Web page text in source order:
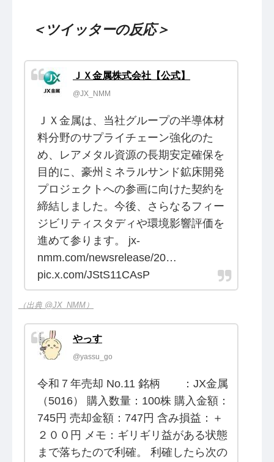
＜ツイッターの反応＞
ＪＸ金属株式会社【公式】
@JX_NMM
ＪＸ金属は、当社グループの半導体材
料分野のサプライチェーン強化のた
め、レアメタル資源の長期安定確保を
目的に、豪州ミネラルサンド鉱床開発
プロジェクトへの参画に向けた契約を
締結しました。今後、さらなるフィー
ジビリティスタディや環境影響評価を
進めて参ります。 jx-
nmm.com/newsrelease/20…
pic.x.com/JStS11CAsP
（出典 @JX_NMM）
やっす
@yassu_go
令和７年売却 No.11 銘柄 ：JX金属
（5016） 購入数量：100株 購入金額：
745円 売却金額：747円 含み損益：＋
２００円 メモ：ギリギリ益がある状態
まで落ちたので利確。 利確したら次の